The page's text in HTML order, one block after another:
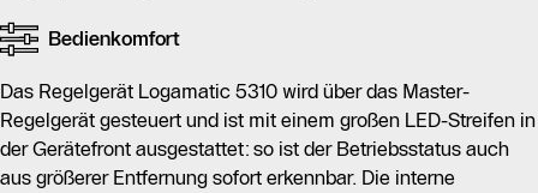
Bedienkomfort
Das Regelgerät Logamatic 5310 wird über das Master-
Regelgerät gesteuert und ist mit einem großen LED-Streifen in
der Gerätefront ausgestattet: so ist der Betriebsstatus auch
aus größerer Entfernung sofort erkennbar. Die interne